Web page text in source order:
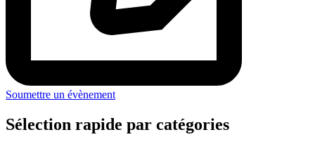
Soumettre un évènement
Sélection rapide par catégories